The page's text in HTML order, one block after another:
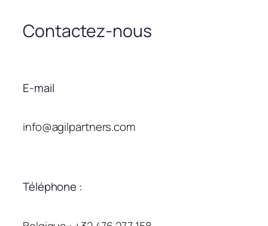
Contactez-nous
E-mail
info@agilpartners.com
Téléphone :